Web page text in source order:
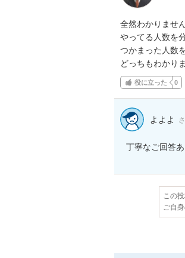
全然わかりません
やってる人数を
つかまった人数
どっちもわかり
役に立った 0
よよよ
丁寧なご回答
この
ご自